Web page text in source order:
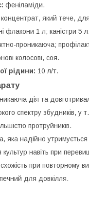
феніламіди.
концентрат, який тече,
флакони 1 л; каністри 5 л.
проникаюча;
колосові, соя.
рідини: 10 л/т.
дія та
спектру збудників, у
протруйників.
яка надійно утримується
навіть при
при повторному
для довкілля.